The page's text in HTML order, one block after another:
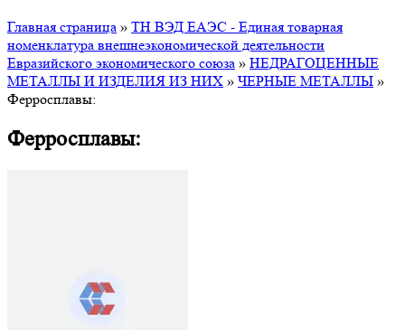
Главная страница » ТН ВЭД ЕАЭС - Единая товарная
номенклатура внешнеэкономической деятельности
Евразийского экономического союза » НЕДРАГОЦЕННЫЕ
МЕТАЛЛЫ И ИЗДЕЛИЯ ИЗ НИХ » ЧЕРНЫЕ МЕТАЛЛЫ »
Ферросплавы:
Ферросплавы: